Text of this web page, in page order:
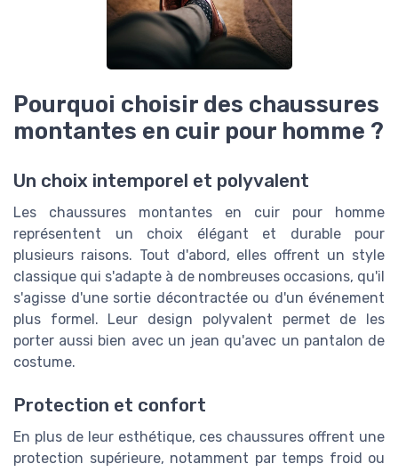
Pourquoi choisir des chaussures
montantes en cuir pour homme ?
Un choix intemporel et polyvalent
Les chaussures montantes en cuir pour homme
représentent un choix élégant et durable pour
plusieurs raisons. Tout d'abord, elles offrent un style
classique qui s'adapte à de nombreuses occasions, qu'il
s'agisse d'une sortie décontractée ou d'un événement
plus formel. Leur design polyvalent permet de les
porter aussi bien avec un jean qu'avec un pantalon de
costume.
Protection et confort
En plus de leur esthétique, ces chaussures offrent une
protection supérieure, notamment par temps froid ou